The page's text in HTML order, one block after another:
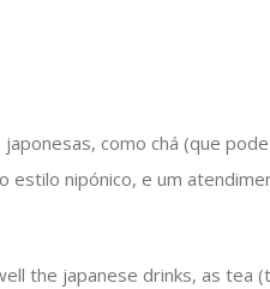
como chá (que
estilo nipónico, e um
the japanese drinks, as tea